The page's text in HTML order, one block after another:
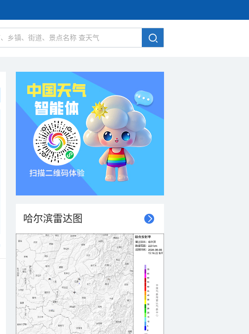
哈尔滨雷达图